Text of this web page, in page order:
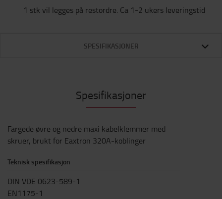
1 stk vil legges på restordre. Ca 1-2 ukers leveringstid
SPESIFIKASJONER
Spesifikasjoner
Fargede øvre og nedre maxi kabelklemmer med
skruer, brukt for Eaxtron 320A-koblinger
Teknisk spesifikasjon
DIN VDE 0623-589-1
EN1175-1